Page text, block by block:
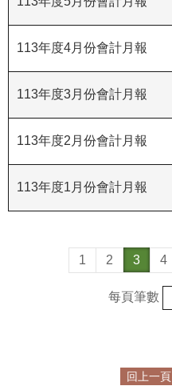
站
資
料
宣
告
權
保
113年度4月份會計月報
113年度3月份會計月報
113年度2月份會計月報
113年度1月份會計月報
1 2 3 4
每頁筆數
回上一頁